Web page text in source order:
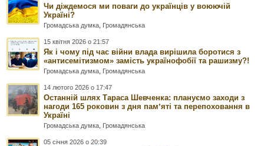
Чи діждемося ми поваги до українців у воюючій
Україні?
Громадська думка Громадянська
15 квітня 2026 о 21:57
Як і чому під час війни влада вирішила боротися з
«антисемітизмом» замість українофобії та рашизму?!
Громадська думка Громадянська
14 лютого 2026 о 17:47
Останній шлях Тараса Шевченка: плануємо заходи з
нагоди 165 роковин з дня памʼяті та перепоховання в
Україні
Громадська думка Громадянська
05 січня 2026 о 20:39